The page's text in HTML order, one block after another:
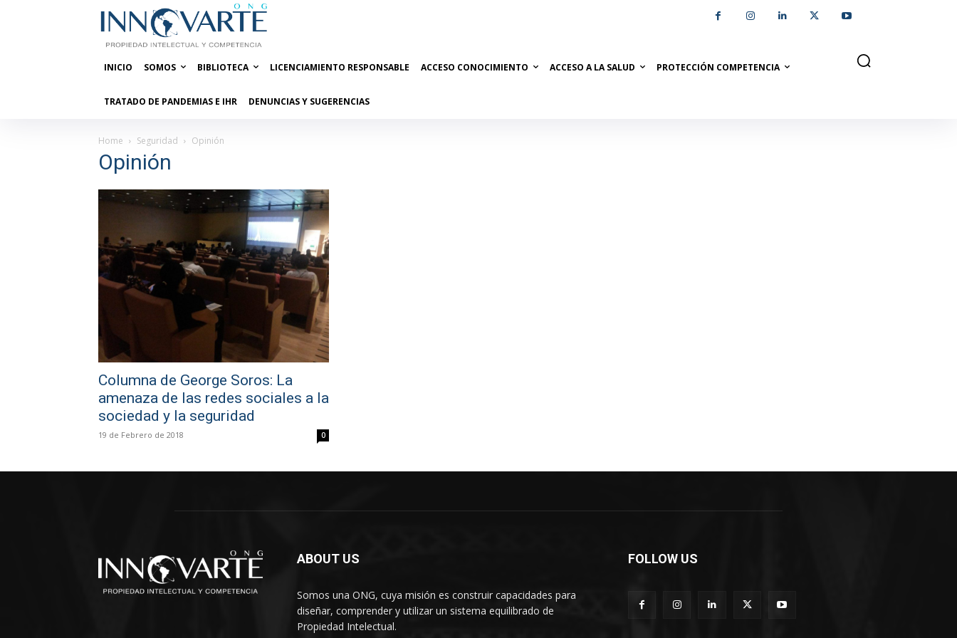
INICIO SOMOS BIBLIOTECA LICENCIAMIENTO RESPONSABLE ACCESO CONOCIMIENTO ACCESO A LA SALUD PROTECCIÓN COMPETENCIA
TRATADO DE PANDEMIAS E IHR DENUNCIAS Y SUGERENCIAS
Home Seguridad Opinión
Opinión
Columna de George Soros: La
amenaza de las redes sociales a la
sociedad y la seguridad
19 de Febrero de 2018 0
ABOUT US
Somos una ONG, cuya misión es construir capacidades para
diseñar, comprender y utilizar un sistema equilibrado de
Propiedad Intelectual.
FOLLOW US